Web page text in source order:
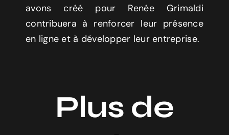
avons créé pour Renée Grimaldi
contribuera à renforcer leur présence
en ligne et à développer leur entreprise.
Plus de